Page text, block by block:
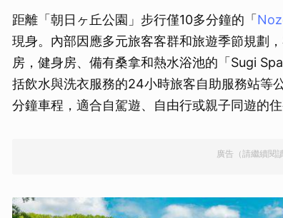
距離「朝日ヶ丘公園」步行僅10多分鐘的「
現身。內部因應多元旅客客群和旅遊季節規劃
房，健身房、備有桑拿和熱水浴池的「Sugi
括飲水與洗衣服務的24小時旅客自助服務站等
分鐘車程，適合自駕遊、自由行或親子同遊的住
廣告（請繼續閱